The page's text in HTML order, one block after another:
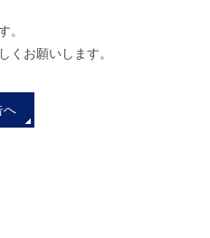
。
くお願いします。
へ